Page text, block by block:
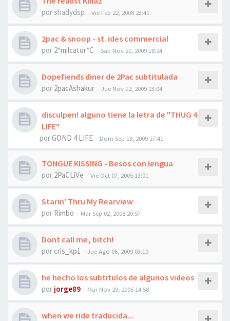
porshadydsp -Vie Feb 22, 2008 23:41
2pac & snoop - st. ides commercial
por 2*milcator*C - Sab Nov 21, 2009 18:24
Dopefiends diner de 2Pac subtitulada
por 2pacAshakur -Jue Nov 12, 2009 13:04
disculpen! alguno tiene la letra de "THUG 4
LIFE"
porGOND 4 LIFE - Dom Sep 13, 2009 17:41
TONGUE KISSING - Besos con lengua
por 2PaCLiVe -Vie Oct 07, 2005 13:01
Starin' Thru My Rearview
por Rimbo - Mar Sep 02, 2008 20:57
Dont call me, bitch!
por cris_kp1 -Jue Ago 06, 2009 03:10
he hecho los subtitulos de algunos videos
por jorge89 - Mar Nov 29, 2005 14:58
when we ride traducida...